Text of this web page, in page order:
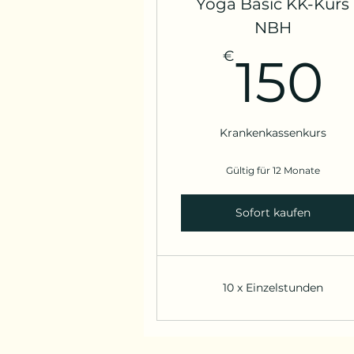
Yoga Basic KK-Kurs
NBH
€150
Krankenkassenkurs
Gültig für 12 Monate
Sofort kaufen
10 x Einzelstunden